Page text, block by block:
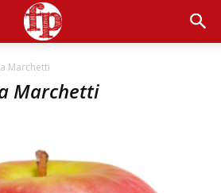
Marchetti
Marchetti